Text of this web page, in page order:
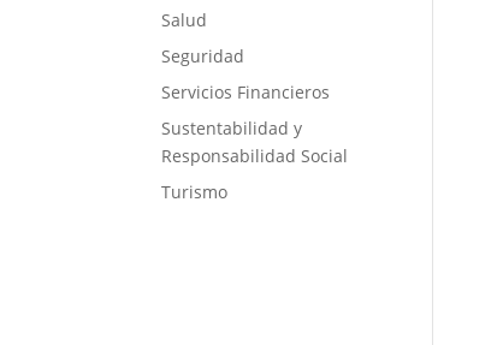
Salud
Seguridad
Servicios Financieros
Sustentabilidad y
Responsabilidad Social
Turismo